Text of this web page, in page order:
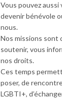
Vous pouvez
devenir bénévole
nous.
Nos missions sont
soutenir, vous
nos droits.
Ces temps
poser, de
LGBTI+,